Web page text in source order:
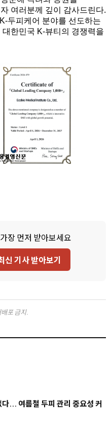
여러분께 깊이 감사드린다.
두피케어 분야를 선도하는
한민국 K-뷰티의 경쟁력을
장 먼저 받아보세요
신 기사 받아보기
포 금지.
... 여름철 두피 관리 중요성 커